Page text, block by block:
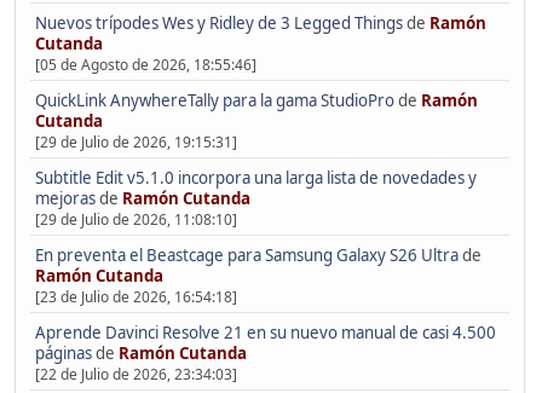
Nuevos trípodes Wes y Ridley de 3 Legged Thingsde Ramón
Cutanda
[05 de Agosto de 2026, 18:55:46]
QuickLink AnywhereTally para la gama StudioProde Ramón
Cutanda
[29 de Julio de 2026, 19:15:31]
Subtitle Edit v5.1.0 incorpora una larga lista de novedades y
mejorasde Ramón Cutanda
[29 de Julio de 2026, 11:08:10]
En preventa el Beastcage para Samsung Galaxy S26 Ultrade
Ramón Cutanda
[23 de Julio de 2026, 16:54:18]
Aprende Davinci Resolve 21 en su nuevo manual de casi 4.500
páginasde Ramón Cutanda
[22 de Julio de 2026, 23:34:03]